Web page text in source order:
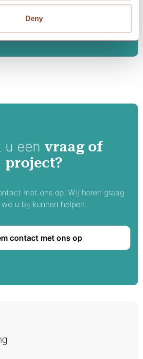
Deny
u een vraag of
project?
met ons op. Wij horen graag
u bij kunnen helpen.
contact met ons op